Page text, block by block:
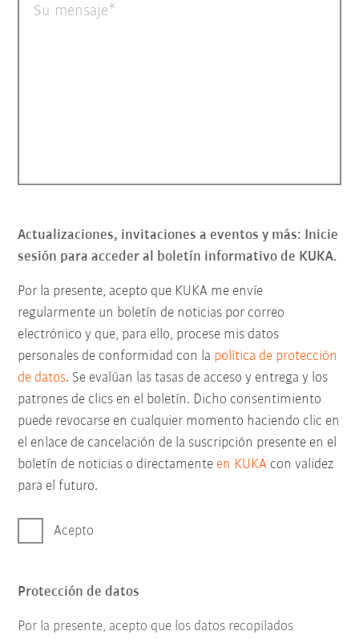
Su mensaje
Actualizaciones, invitaciones a eventos y más: Inicie
sesión para acceder al boletín informativo de KUKA.
Por la presente, acepto que KUKA me envíe
regularmente un boletín de noticias por correo
electrónico y que, para ello, procese mis datos
personales de conformidad con la política de protección
de datos. Se evalúan las tasas de acceso y entrega y los
patrones de clics en el boletín. Dicho consentimiento
puede revocarse en cualquier momento haciendo clic en
el enlace de cancelación de la suscripción presente en el
boletín de noticias o directamente en KUKA con validez
para el futuro.
Acepto
Protección de datos
Por la presente, acepto que los datos recopilados